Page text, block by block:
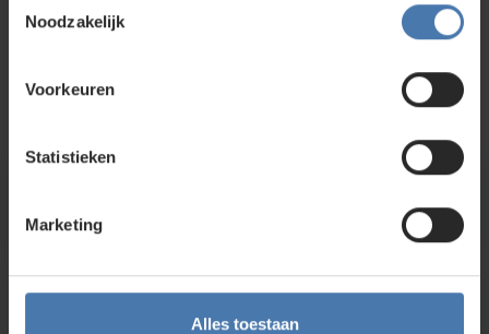
Noodzakelijk
Voorkeuren
Statistieken
Marketing
Alles toestaan
Neem contact met ons op of of bezoek onze showroom in
ons assortiment aan
, meetinstrumenten en
accessoires.